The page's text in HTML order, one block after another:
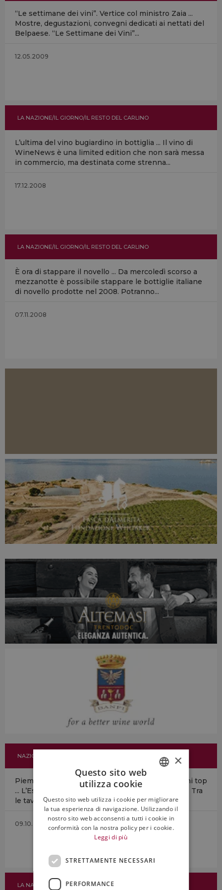
“Le settimane dei vini”. Vertice col ministro Zaia ...
Mostre, degustazioni, convegni dedicati ai nettati del
Belpaese. “Le Settimane dei Vini”...
12.05.2009
LA NAZIONE/IL GIORNO/IL RESTO DEL CARLINO
L’ultima del vino bugiardino in bottiglia ... Il vino di
WineNews è una limited edition che non sarà messa
in commercio, ma destinata come strenna...
17.12.2008
LA NAZIONE/IL GIORNO/IL RESTO DEL CARLINO
È ora di stappare il novello ... Da mercoledì scorso a
mezzanotte è possibile stappare le bottiglie italiane
di novello prodotte nel 2008. Potranno...
07.11.2008
NAZIONE/GIORNO/CARLINO
Piemonte straccia Toscana nella classifica dei vini top
... L’Espresso apre la nuova stagione delle guide... Tra
le tavole d’eccellenza una new entry...
09.10.2008
LA NAZIONE/IL GIORNO/IL RESTO DEL CARLINO
ENGLISH
×
Questo sito web
utilizza cookie
Questo sito web utilizza i cookie per migliorare
la tua esperienza di navigazione. Utilizzando il
nostro sito web acconsenti a tutti i cookie in
conformità con la nostra policy per i cookie.
Leggi di più
STRETTAMENTE NECESSARI
PERFORMANCE